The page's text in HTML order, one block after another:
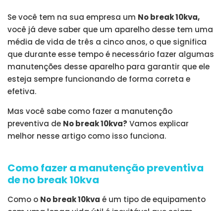
Se você tem na sua empresa um No break 10kva,
você já deve saber que um aparelho desse tem uma
média de vida de três a cinco anos, o que significa
que durante esse tempo é necessário fazer algumas
manutenções desse aparelho para garantir que ele
esteja sempre funcionando de forma correta e
efetiva.
Mas você sabe como fazer a manutenção
preventiva de No break 10kva? Vamos explicar
melhor nesse artigo como isso funciona.
Como fazer a manutenção preventiva
de no break 10kva
Como o No break 10kva é um tipo de equipamento